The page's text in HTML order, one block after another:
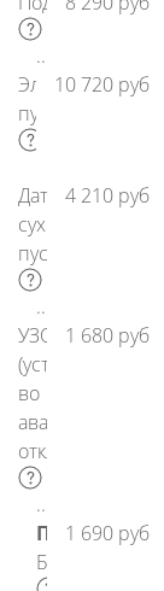
Электронный
пульт
10 720 руб
Датчик
сухого
пуска
4 210 руб
УЗО
(устр-
во
аварийного
отключения)
1 680 руб
Подголовник
Белый
1 690 руб